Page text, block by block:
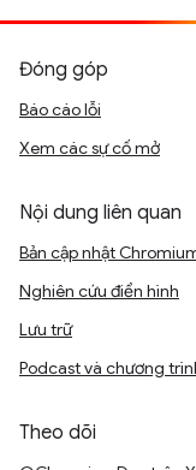
Đóng góp
Báo cáo lỗi
Xem các sự cố mở
Nội dung liên quan
Bản cập nhật
Nghiên cứu điển hình
Lưu trữ
Podcast và chương
Theo dõi